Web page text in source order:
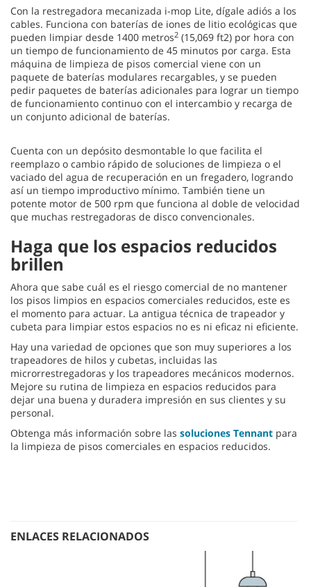
Con la restregadora mecanizada i-mop Lite, dígale adiós a los
cables. Funciona con baterías de iones de litio ecológicas que
pueden limpiar desde 1400 metros2 (15,069 ft2) por hora con
un tiempo de funcionamiento de 45 minutos por carga. Esta
máquina de limpieza de pisos comercial viene con un
paquete de baterías modulares recargables, y se pueden
pedir paquetes de baterías adicionales para lograr un tiempo
de funcionamiento continuo con el intercambio y recarga de
un conjunto adicional de baterías.
Cuenta con un depósito desmontable lo que facilita el
reemplazo o cambio rápido de soluciones de limpieza o el
vaciado del agua de recuperación en un fregadero, logrando
así un tiempo improductivo mínimo. También tiene un
potente motor de 500 rpm que funciona al doble de velocidad
que muchas restregadoras de disco convencionales.
Haga que los espacios reducidos
brillen
Ahora que sabe cuál es el riesgo comercial de no mantener
los pisos limpios en espacios comerciales reducidos, este es
el momento para actuar. La antigua técnica de trapeador y
cubeta para limpiar estos espacios no es ni eficaz ni eficiente.
Hay una variedad de opciones que son muy superiores a los
trapeadores de hilos y cubetas, incluidas las
microrrestregadoras y los trapeadores mecánicos modernos.
Mejore su rutina de limpieza en espacios reducidos para
dejar una buena y duradera impresión en sus clientes y su
personal.
Obtenga más información sobre las soluciones Tennant para
la limpieza de pisos comerciales en espacios reducidos.
ENLACES RELACIONADOS